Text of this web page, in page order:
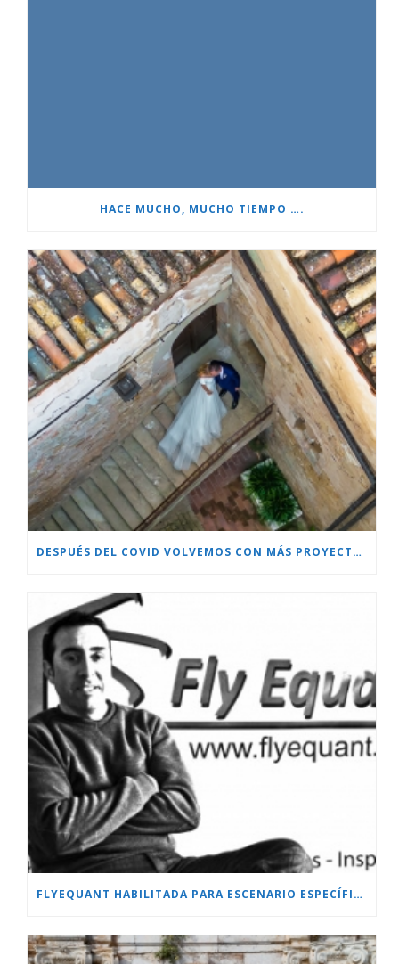
HACE MUCHO, MUCHO TIEMPO ….
DESPUÉS DEL COVID VOLVEMOS CON MÁS PROYECTOS!!!
FLYEQUANT HABILITADA PARA ESCENARIO ESPECÍFICO.